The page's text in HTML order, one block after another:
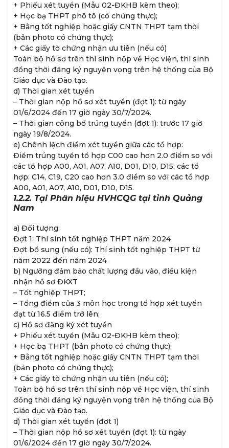
+ Phiếu xét tuyển (Mẫu 02-ĐKHB kèm theo);
+ Học bạ THPT phô tô (có chứng thực);
+ Bằng tốt nghiệp hoặc giấy CNTN THPT tạm thời
(bản photo có chứng thực);
+ Các giấy tờ chứng nhận ưu tiên (nếu có)
Toàn bộ hồ sơ trên thí sinh nộp về Học viện, thí sinh
đồng thời đăng ký nguyện vọng trên hệ thống của Bộ
Giáo dục và Đào tạo.
d) Thời gian xét tuyển
– Thời gian nộp hồ sơ xét tuyển (đợt 1): từ ngày
01/6/2024 đến 17 giờ ngày 30/7/2024.
– Thời gian công bố trúng tuyển (đợt 1): trước 17 giờ
ngày 19/8/2024.
e) Chênh lệch điểm xét tuyển giữa các tổ hợp:
Điểm trúng tuyển tổ hợp C00 cao hơn 2.0 điểm so với
các tổ hợp A00, A01, A07, A10, D01, D10, D15; các tổ
hợp: C14, C19, C20 cao hơn 3.0 điểm so với các tổ hợp
A00, A01, A07, A10, D01, D10, D15.
1.2.2. Tại Phân hiệu HVHCQG tại tỉnh Quảng
Nam
a) Đối tượng:
Đợt 1: Thí sinh tốt nghiệp THPT năm 2024
Đợt bổ sung (nếu có): Thí sinh tốt nghiệp THPT từ
năm 2022 đến năm 2024
b) Ngưỡng đảm bảo chất lượng đầu vào, điều kiện
nhận hồ sơ ĐKXT
– Tốt nghiệp THPT;
– Tổng điểm của 3 môn học trong tổ hợp xét tuyển
đạt từ 16.5 điểm trở lên;
c) Hồ sơ đăng ký xét tuyển
+ Phiếu xét tuyển (Mẫu 02-ĐKHB kèm theo);
+ Học bạ THPT (bản photo có chứng thực);
+ Bằng tốt nghiệp hoặc giấy CNTN THPT tạm thời
(bản photo có chứng thực);
+ Các giấy tờ chứng nhận ưu tiên (nếu có);
Toàn bộ hồ sơ trên thí sinh nộp về Học viện, thí sinh
đồng thời đăng ký nguyện vọng trên hệ thống của Bộ
Giáo dục và Đào tạo.
d) Thời gian xét tuyển (đợt 1)
– Thời gian nộp hồ sơ xét tuyển (đợt 1): từ ngày
01/6/2024 đến 17 giờ ngày 30/7/2024.